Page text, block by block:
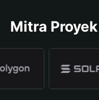
Mitra Proyek